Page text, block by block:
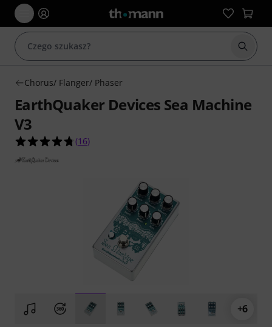
Chorus/ Flanger/ Phaser
EarthQuaker Devices Sea Machine
V3
4.8 na 5 gwiazdek z 16 ocen klientów
(16)
+6